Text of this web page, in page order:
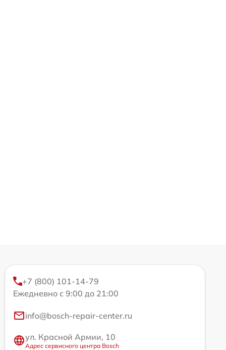
+7 (800) 101-14-79
Ежедневно с 9:00 до 21:00
info@bosch-repair-center.ru
ул. Красной Армии, 10
Адрес сервисного центра Bosch